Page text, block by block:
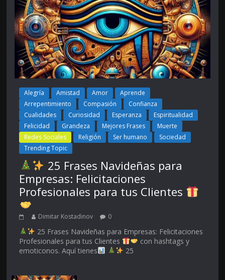
Alegría Amistad Amor
Aprende
Arrepentimiento
Compasión
Confianza
Cualidades
Curiosidad Esperanza
Espiritualidad
Felicidad
Grandeza Mejores Frases
Muerte
Redes Sociales
Religión Ser humano
Sociedad
Trending Topic
25 Frases Navideñas para
Empresas: Felicitaciones
Profesionales para tus Clientes
Dimitar Kostadinov 0
25 Frases Navideñas para Empresas: Felicitaciones
Profesionales para tus Clientes
con hashtags y
emoticonos. Aquí tienes
25